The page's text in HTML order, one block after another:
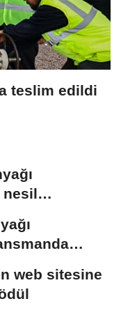
teslim edildi
nesil
web sitesine